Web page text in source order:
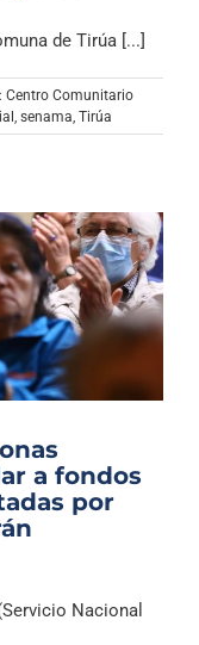
de Tirúa [...]
Centro Comunitario
senama Tirúa
a fondos
por
Nacional